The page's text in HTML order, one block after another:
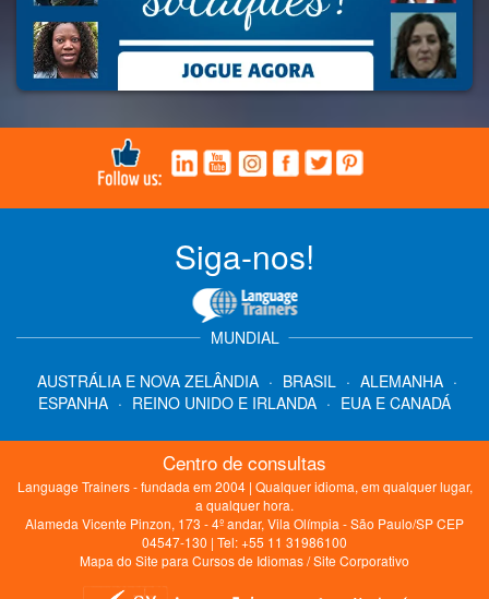
Siga-nos!
MUNDIAL
AUSTRÁLIA E NOVA ZELÂNDIA · BRASIL · ALEMANHA ·
ESPANHA · REINO UNIDO E IRLANDA · EUA E CANADÁ
Centro de consultas
Language Trainers - fundada em 2004 | Qualquer idioma, em qualquer lugar,
a qualquer hora.
Alameda Vicente Pinzon, 173 - 4º andar, Vila Olímpia - São Paulo/SP CEP
04547-130 | Tel: +55 11 31986100
Mapa do Site para Cursos de Idiomas/Site Corporativo